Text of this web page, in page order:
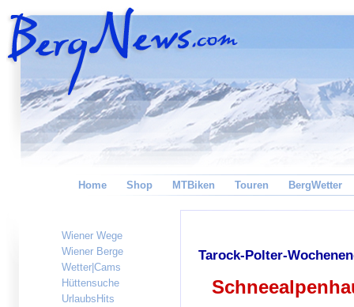
Home Shop MTBiken Touren BergWetter
Wiener Wege
Wiener Berge
Wetter|Cams
Hüttensuche
UrlaubsHits
Tarock-Polter-